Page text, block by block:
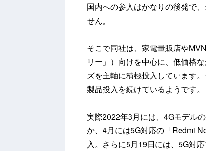
国内への参入はかなりの後発で
せん。
そこで同社は、家電量販店や
リー」）向けを中心に、低価格
ズを主軸に積極投入しています
製品投入を続けているようです。
実際2022年3月には、4Gモデル
か、4月には5G対応の「Redmi
入。さらに5月19日には、5G対